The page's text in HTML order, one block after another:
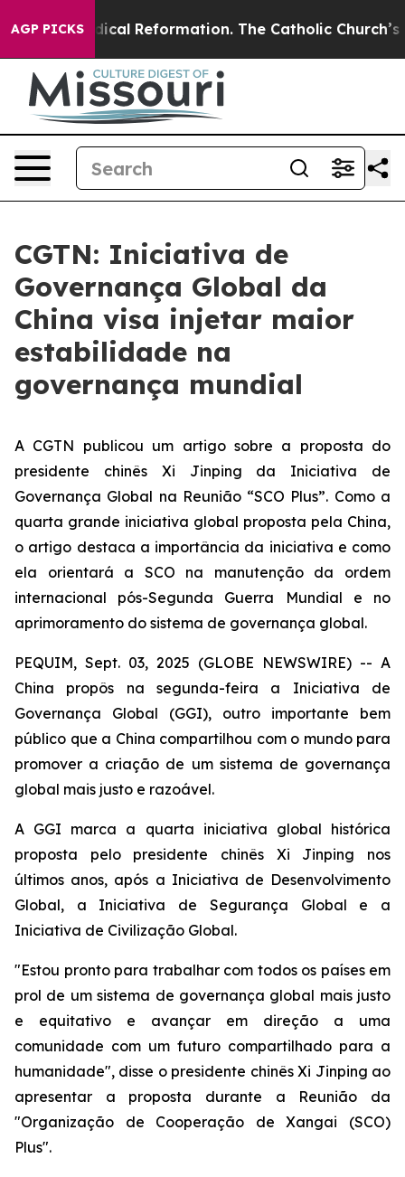
AGP PICKS
Radical Reformation. The Catholic Church’s
CGTN: Iniciativa de
Governança Global da
China visa injetar maior
estabilidade na
governança mundial
A CGTN publicou um artigo sobre a proposta do
presidente chinês Xi Jinping da Iniciativa de
Governança Global na Reunião “SCO Plus”. Como a
quarta grande iniciativa global proposta pela China,
o artigo destaca a importância da iniciativa e como
ela orientará a SCO na manutenção da ordem
internacional pós-Segunda Guerra Mundial e no
aprimoramento do sistema de governança global.
PEQUIM, Sept. 03, 2025 (GLOBE NEWSWIRE) -- A
China propôs na segunda-feira a Iniciativa de
Governança Global (GGI), outro importante bem
público que a China compartilhou com o mundo para
promover a criação de um sistema de governança
global mais justo e razoável.
A GGI marca a quarta iniciativa global histórica
proposta pelo presidente chinês Xi Jinping nos
últimos anos, após a Iniciativa de Desenvolvimento
Global, a Iniciativa de Segurança Global e a
Iniciativa de Civilização Global.
"Estou pronto para trabalhar com todos os países em
prol de um sistema de governança global mais justo
e equitativo e avançar em direção a uma
comunidade com um futuro compartilhado para a
humanidade", disse o presidente chinês Xi Jinping ao
apresentar a proposta durante a Reunião da
"Organização de Cooperação de Xangai (SCO)
Plus".